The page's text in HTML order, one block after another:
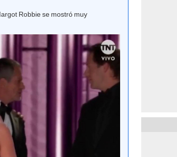
Robbie se mostró muy